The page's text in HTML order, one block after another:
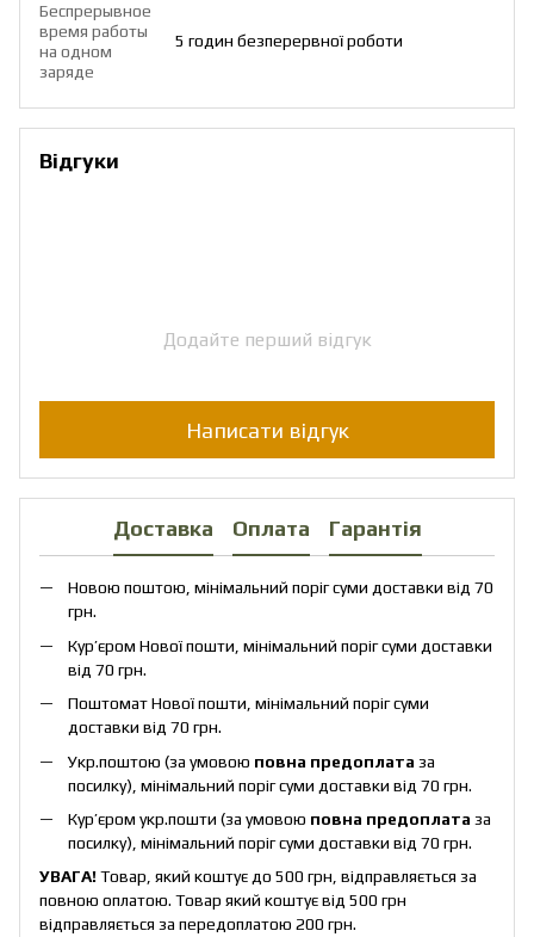
Беспрерывное
время работы
на одном
заряде
5 годин безперервної роботи
Відгуки
Додайте перший відгук
Написати відгук
Доставка Оплата Гарантія
Новою поштою, мінімальний поріг суми доставки від 70
грн.
Кур’єром Нової пошти, мінімальний поріг суми доставки
від 70 грн.
Поштомат Нової пошти, мінімальний поріг суми
доставки від 70 грн.
Укр.поштою (за умовою повна предоплата за
посилку), мінімальний поріг суми доставки від 70 грн.
Кур’єром укр.пошти (за умовою повна предоплата за
посилку), мінімальний поріг суми доставки від 70 грн.
УВАГА!Товар, який коштує до 500 грн, відправляється за
повною оплатою. Товар який коштує від 500 грн
відправляється за передоплатою 200 грн.